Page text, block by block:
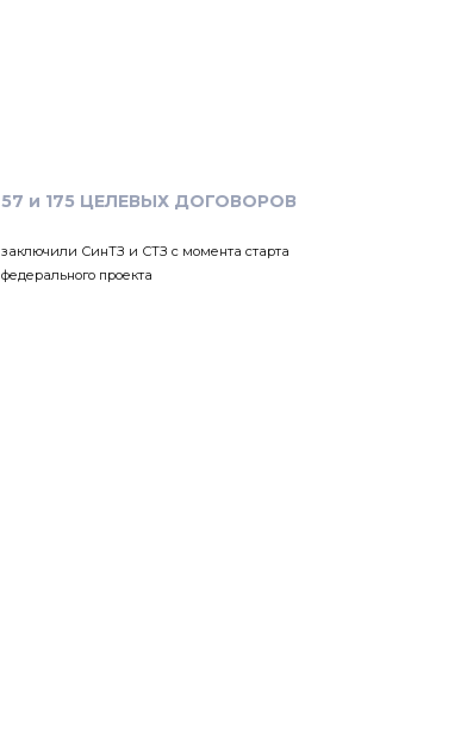
57 и 175 ЦЕЛЕВЫХ ДОГОВОРОВ
заключили СинТЗ и СТЗ с момента старта
федерального проекта